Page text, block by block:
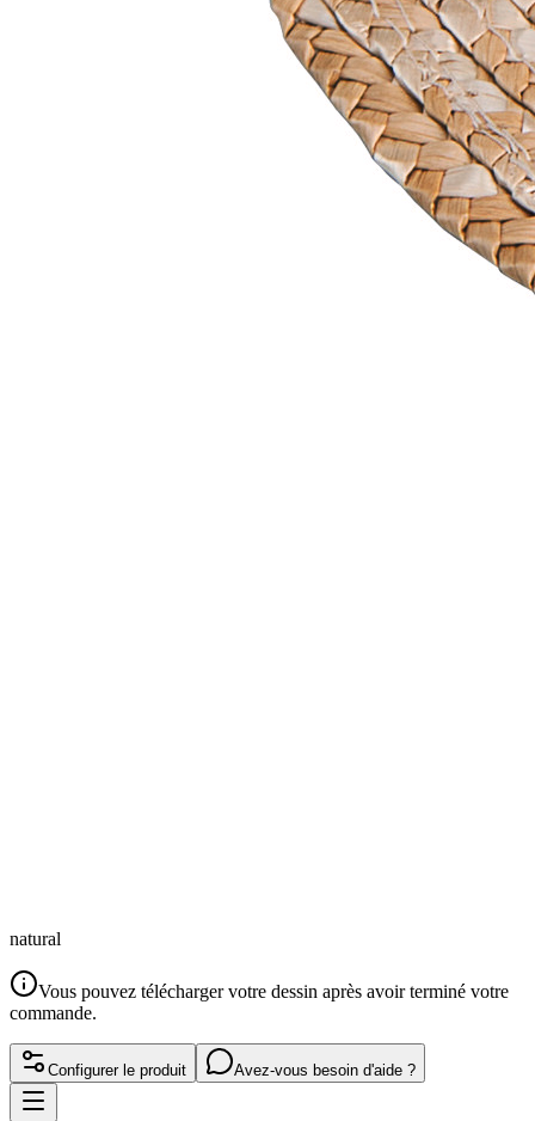
natural
Vous pouvez télécharger votre dessin après avoir terminé votre
commande.
Configurer le produit Avez-vous besoin d'aide ?